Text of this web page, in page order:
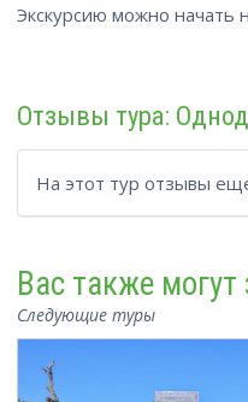
Экскурсию можно начать
Отзывы тура:
На этот тур отзывы
Вас также могут
Следующие туры